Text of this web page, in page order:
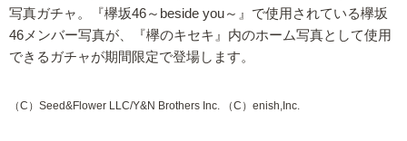
写真ガチャ。『欅坂46～beside you～』で使用されている欅坂
46メンバー写真が、『欅のキセキ』内のホーム写真として使用
できるガチャが期間限定で登場します。
（C）Seed&Flower LLC/Y&N Brothers Inc. （C）enish,Inc.